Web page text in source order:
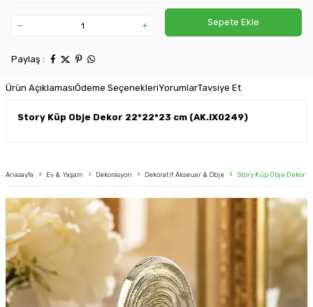
Sepete Ekle
Paylaş :
Ürün AçıklamasıÖdeme SeçenekleriYorumlarTavsiye Et
Story Küp Obje Dekor 22*22*23 cm (AK.IX0249)
Anasayfa Ev & Yaşam Dekorasyon Dekoratif Akseuar & Obje Story Küp Obje Dekor